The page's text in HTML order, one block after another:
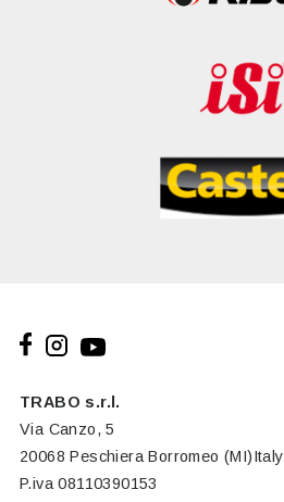
TRABO s.r.l.
Via Canzo, 5
20068 Peschiera Borromeo (MI)Italy
P.iva 08110390153